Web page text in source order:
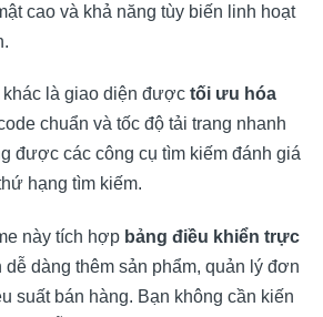
cao và khả năng tùy biến linh hoạt
khác là giao diện được tối ưu hóa
chuẩn và tốc độ tải trang nhanh
được các công cụ tìm kiếm đánh giá
hạng tìm kiếm.
này tích hợp bảng điều khiển trực
dễ dàng thêm sản phẩm, quản lý đơn
suất bán hàng. Bạn không cần kiến